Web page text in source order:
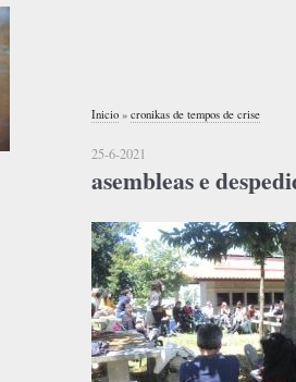
Inicio » cronikas de tempos de crise
25-6-2021
asembleas e